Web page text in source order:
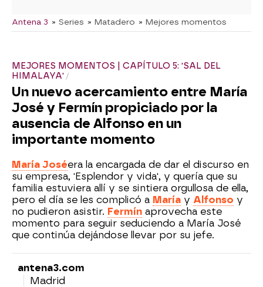
Antena 3 » Series » Matadero » Mejores momentos
MEJORES MOMENTOS | CAPÍTULO 5: 'SAL DEL
HIMALAYA'
Un nuevo acercamiento entre María
José y Fermín propiciado por la
ausencia de Alfonso en un
importante momento
María Joséera la encargada de dar el discurso en
su empresa, 'Esplendor y vida', y quería que su
familia estuviera allí y se sintiera orgullosa de ella,
pero el día se les complicó a María y Alfonso y
no pudieron asistir. Fermín aprovecha este
momento para seguir seduciendo a María José
que continúa dejándose llevar por su jefe.
antena3.com
Madrid